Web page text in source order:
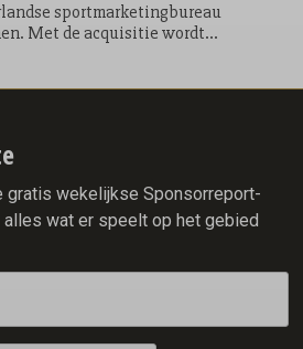
sportmarketingbureau
Met de acquisitie wordt
van Havas Play in de Benelux
& cultuur, mode en gaming.
gratis wekelijkse Sponsorreport-
wat er speelt op het gebied